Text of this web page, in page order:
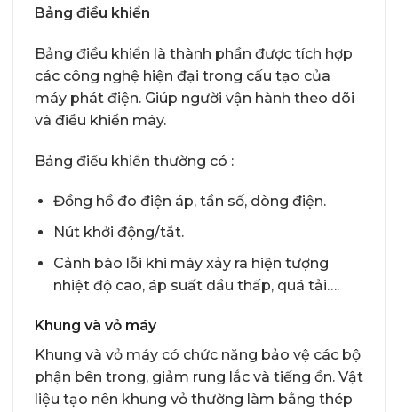
Bảng điều khiển
Bảng điều khiển là thành phần được tích hợp
các công nghệ hiện đại trong cấu tạo của
máy phát điện. Giúp người vận hành theo dõi
và điều khiển máy.
Bảng điều khiển thường có :
Đồng hồ đo điện áp, tần số, dòng điện.
Nút khởi động/tắt.
Cảnh báo lỗi khi máy xảy ra hiện tượng
nhiệt độ cao, áp suất dầu thấp, quá tải….
Khung và vỏ máy
Khung và vỏ máy có chức năng bảo vệ các bộ
phận bên trong, giảm rung lắc và tiếng ồn. Vật
liệu tạo nên khung vỏ thường làm bằng thép